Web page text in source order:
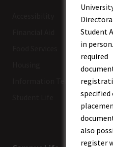
Information Technologies
Student
in
required
specified
also
register